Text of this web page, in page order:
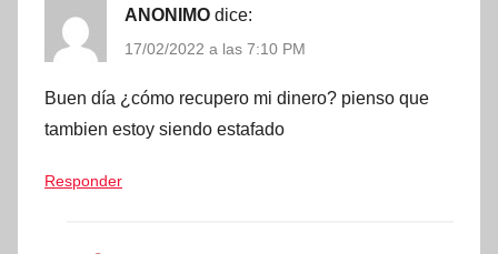
ANONIMO dice:
17/02/2022 a las 7:10 PM
Buen día ¿cómo recupero mi dinero? pienso que
tambien estoy siendo estafado
Responder